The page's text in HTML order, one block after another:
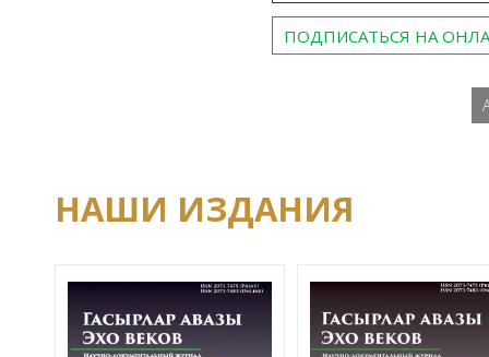
ПОДПИСАТЬСЯ НА
НАШИ ИЗДАНИЯ